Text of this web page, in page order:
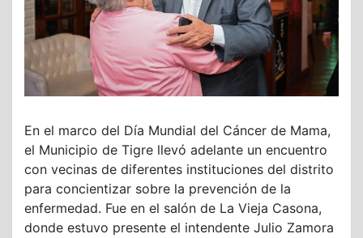
En el marco del Día Mundial del Cáncer de Mama,
el Municipio de Tigre llevó adelante un encuentro
con vecinas de diferentes instituciones del distrito
para concientizar sobre la prevención de la
enfermedad. Fue en el salón de La Vieja Casona,
donde estuvo presente el intendente Julio Zamora